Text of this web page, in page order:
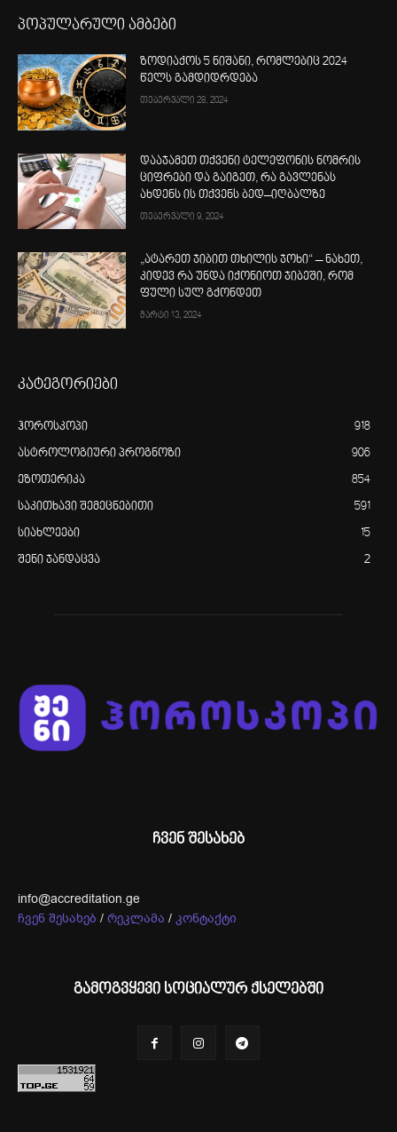
პოპულარული ამბები
ზოდიაქოს 5 ნიშანი, რომლებიც 2024
წელს გამდიდრდება
თებერვალი 28, 2024
დააჯამეთ თქვენი ტელეფონის ნომრის
ციფრები და გაიგეთ, რა გავლენას
ახდენს ის თქვენს ბედ–იღბალზე
თებერვალი 9, 2024
„ატარეთ ჯიბით თხილის ჯოხი“ – ნახეთ,
კიდევ რა უნდა იქონიოთ ჯიბეში, რომ
ფული სულ გქონდეთ
მარტი 13, 2024
კატეგორიები
ჰოროსკოპი 918
ასტროლოგიური პროგნოზი 906
ეზოთერიკა 854
საკითხავი შემეცნებითი 591
სიახლეები 15
შენი ჯანდაცვა 2
ჩვენ შესახებ
info@accreditation.ge
ჩვენ შესახებ / რეკლამა / კონტაქტი
გამოგვყევი სოციალურ ქსელებში